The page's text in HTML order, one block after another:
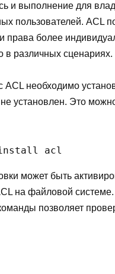
и выполнение для
пользователей. ACL
права более
в различных сценариях.
необходимо
установлен. Это
acl
может быть
на файловой
позволяет